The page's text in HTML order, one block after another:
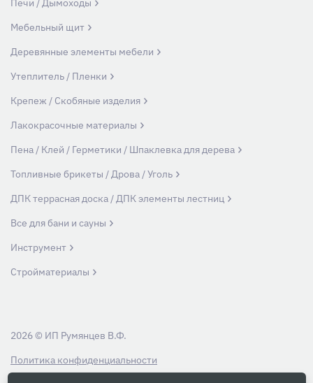
Печи / Дымоходы
Мебельный щит
Деревянные элементы мебели
Утеплитель / Пленки
Крепеж / Скобяные изделия
Лакокрасочные материалы
Пена / Клей / Герметики / Шпаклевка для дерева
Топливные брикеты / Дрова / Уголь
ДПК террасная доска / ДПК элементы лестниц
Все для бани и сауны
Инструмент
Стройматериалы
Политика конфиденциальности
2026 © ИП Румянцев В.Ф.